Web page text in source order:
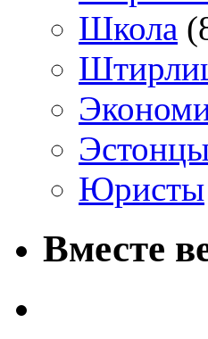
Школа
Юристы
Вместе